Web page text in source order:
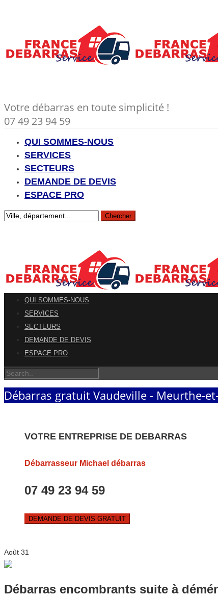
Votre débarras en toute simplicité !
07 49 23 94 59
QUI SOMMES-NOUS
SERVICES
SECTEURS
DEMANDE DE DEVIS
ESPACE PRO
QUI SOMMES-NOUS
SERVICES
SECTEURS
DEMANDE DE DEVIS
ESPACE PRO
Débarras gratuit Vaudeville - Meurthe-
VOTRE ENTREPRISE DE DEBARRAS
Débarrasseur Michael débarras
07 49 23 94 59
DEMANDE DE DEVIS GRATUIT
Août 31
Débarras encombrants suite à